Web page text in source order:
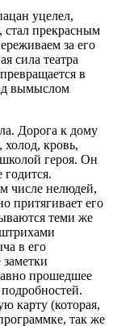
уцелел,
стал прекрасным
за его
сила театра
в
вымыслом
Дорога к дому
холод, кровь,
героя. Он
числе нелюдей,
притягивает его
теми же
в его
прошедшее
карту (которая,
так же